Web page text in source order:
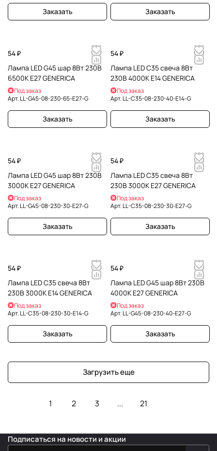
Заказать Заказать
54 ₽
Лампа LED G45 шар 8Вт 230В
6500К E27 GENERICA
Под заказ
Арт. LL-G45-08-230-65-E27-G
Заказать
54 ₽
Лампа LED C35 свеча 8Вт
230В 4000К E14 GENERICA
Под заказ
Арт. LL-C35-08-230-40-E14-G
Заказать
54 ₽
Лампа LED G45 шар 8Вт 230В
3000К E27 GENERICA
Под заказ
Арт. LL-G45-08-230-30-E27-G
Заказать
54 ₽
Лампа LED C35 свеча 8Вт
230В 3000К E27 GENERICA
Под заказ
Арт. LL-C35-08-230-30-E27-G
Заказать
54 ₽
Лампа LED C35 свеча 8Вт
230В 3000К E14 GENERICA
Под заказ
Арт. LL-C35-08-230-30-E14-G
Заказать
54 ₽
Лампа LED G45 шар 8Вт 230В
4000К E27 GENERICA
Под заказ
Арт. LL-G45-08-230-40-E27-G
Заказать
Загрузить еще
1 2 3 ... 21
Подписаться на новости и акции